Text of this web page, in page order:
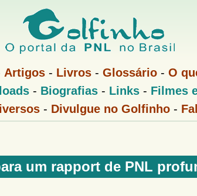
Pular
para
o
principal
Artigos - Livros - Glossário - O
- Biografias- Links- Filmes
- Divulgue no Golfinho-
um rapport de PNL